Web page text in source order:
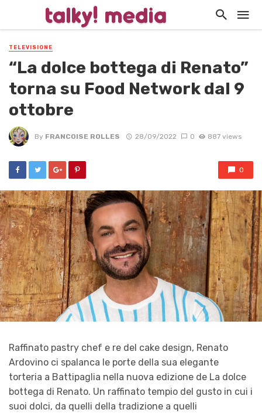
TELEVISIONE
“La dolce bottega di Renato”
torna su Food Network dal 9
ottobre
By FRANCOISE ROLLES 28/09/2022 0 887 views
0
Raffinato pastry chef e re del cake design, Renato
Ardovino ci spalanca le porte della sua elegante
torteria a Battipaglia nella nuova edizione de La dolce
bottega di Renato. Un raffinato tempio del gusto in cui i
suoi dolci, da quelli della tradizione a quelli